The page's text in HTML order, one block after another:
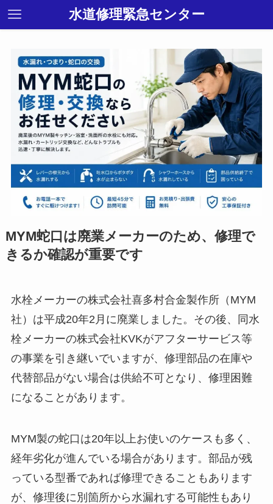
水道修理緊急センター
MYM蛇口は廃業メーカーのため、修理で
きるか確認が重要です
水栓メーカーの株式会社喜多村合金製作所（MYM
社）は平成20年2月に廃業しました。その後、同水
栓メーカーの株式会社KVKがアフターサービス等
の事業を引き継いでいますが、修理部品の在庫や
代替部品がない場合は供給不可となり、修理困難
になることがあります。
MYM製の蛇口は20年以上お使いのケースも多く、
経年劣化が進んでいる場合があります。部品が残
っている型番であれば修理できることもあります
が、修理後に別箇所から水漏れする可能性もあり